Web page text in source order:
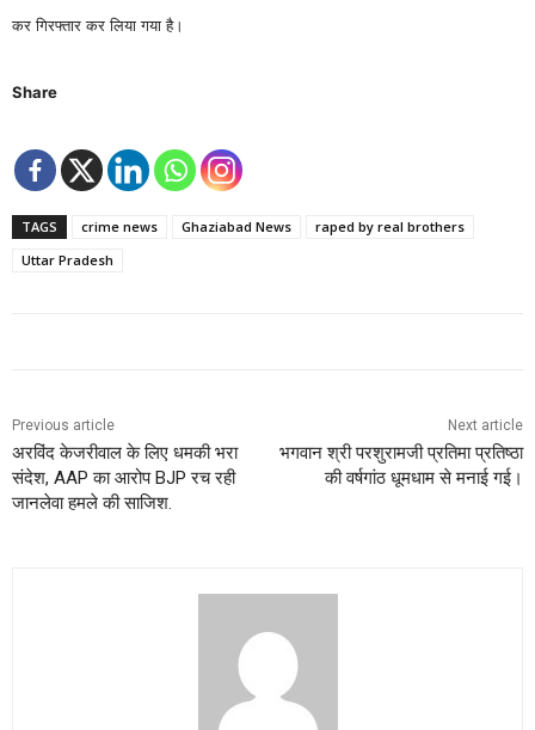
कर गिरफ्तार कर लिया गया है।
Share
TAGS crime news Ghaziabad News
raped by real brothers
Uttar Pradesh
Previous article
अरविंद केजरीवाल के लिए धमकी भरा
संदेश, AAP का आरोप BJP रच रही
जानलेवा हमले की साजिश.
Next article
भगवान श्री परशुरामजी प्रतिमा प्रतिष्ठा
की वर्षगांठ धूमधाम से मनाई गई।